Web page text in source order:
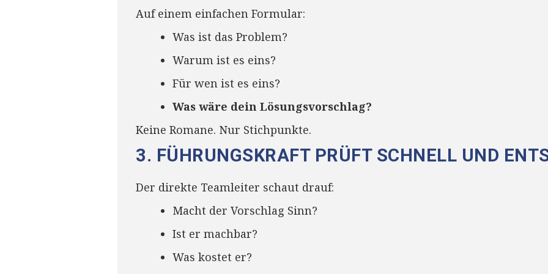
Auf einem einfachen Formular:
Was ist das Problem?
Warum ist es eins?
Für wen ist es eins?
Was wäre dein Lösungsvorschlag?
Keine Romane. Nur Stichpunkte.
3. FÜHRUNGSKRAFT PRÜFT SCHNELL UND
Der direkte Teamleiter schaut drauf:
Macht der Vorschlag Sinn?
Ist er machbar?
Was kostet er?